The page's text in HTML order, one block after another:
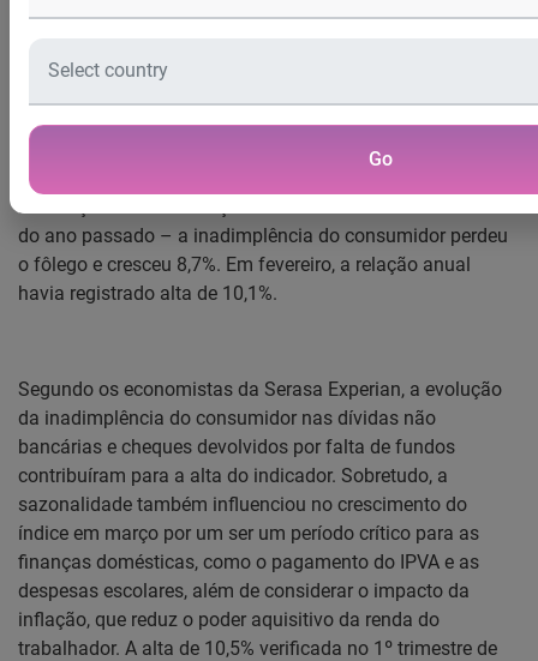
Go
Consumidorregistrou alta de 3,6% em março na
representando o primeiro crescimento mensal do ano. No
primeiro trimestre do ano, na comparação com o mesmo
período do ano anterior, o índice apresentou alta de 10,5%.
Na relação anual – março deste ano contra o mesmo mês
do ano passado – a inadimplência do consumidor perdeu
o fôlego e cresceu 8,7%. Em fevereiro, a relação anual
havia registrado alta de 10,1%.
Segundo os economistas da Serasa Experian, a evolução
da inadimplência do consumidor nas dívidas não
bancárias e cheques devolvidos por falta de fundos
contribuíram para a alta do indicador. Sobretudo, a
sazonalidade também influenciou no crescimento do
índice em março por um ser um período crítico para as
finanças domésticas, como o pagamento do IPVA e as
despesas escolares, além de considerar o impacto da
inflação, que reduz o poder aquisitivo da renda do
trabalhador. A alta de 10,5% verificada no 1º trimestre de